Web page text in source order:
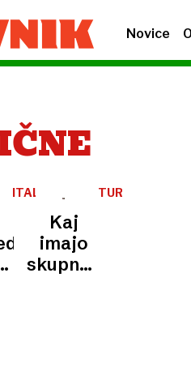
Novice
ITALIJA
TURISTIČNE
Kaj
imajo
skupnega